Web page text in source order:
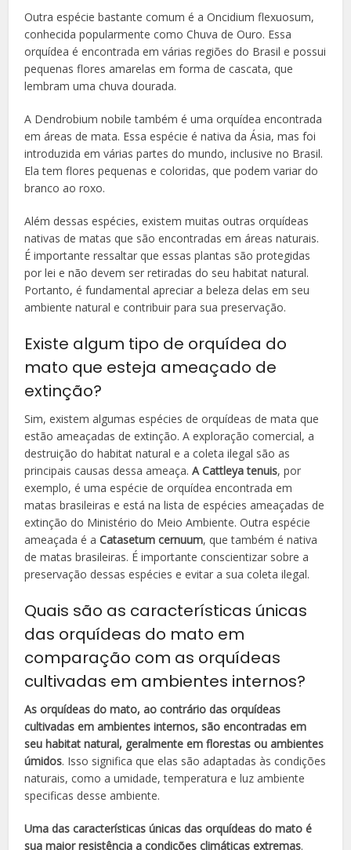
Outra espécie bastante comum é a Oncidium flexuosum,
conhecida popularmente como Chuva de Ouro. Essa
orquídea é encontrada em várias regiões do Brasil e possui
pequenas flores amarelas em forma de cascata, que
lembram uma chuva dourada.
A Dendrobium nobile também é uma orquídea encontrada
em áreas de mata. Essa espécie é nativa da Ásia, mas foi
introduzida em várias partes do mundo, inclusive no Brasil.
Ela tem flores pequenas e coloridas, que podem variar do
branco ao roxo.
Além dessas espécies, existem muitas outras orquídeas
nativas de matas que são encontradas em áreas naturais.
É importante ressaltar que essas plantas são protegidas
por lei e não devem ser retiradas do seu habitat natural.
Portanto, é fundamental apreciar a beleza delas em seu
ambiente natural e contribuir para sua preservação.
Existe algum tipo de orquídea do
mato que esteja ameaçado de
extinção?
Sim, existem algumas espécies de orquídeas de mata que
estão ameaçadas de extinção. A exploração comercial, a
destruição do habitat natural e a coleta ilegal são as
principais causas dessa ameaça.A Cattleya tenuis, por
exemplo, é uma espécie de orquídea encontrada em
matas brasileiras e está na lista de espécies ameaçadas de
extinção do Ministério do Meio Ambiente. Outra espécie
ameaçada é aCatasetum cernuum, que também é nativa
de matas brasileiras. É importante conscientizar sobre a
preservação dessas espécies e evitar a sua coleta ilegal.
Quais são as características únicas
das orquídeas do mato em
comparação com as orquídeas
cultivadas em ambientes internos?
As orquídeas do mato, ao contrário das orquídeas
cultivadas em ambientes internos, são encontradas em
seu habitat natural, geralmente em florestas ou ambientes
úmidos. Isso significa que elas são adaptadas às condições
naturais, como a umidade, temperatura e luz ambiente
specificas desse ambiente.
Uma das características únicas das orquídeas do mato é
sua maior resistência a condições climáticas extremas.